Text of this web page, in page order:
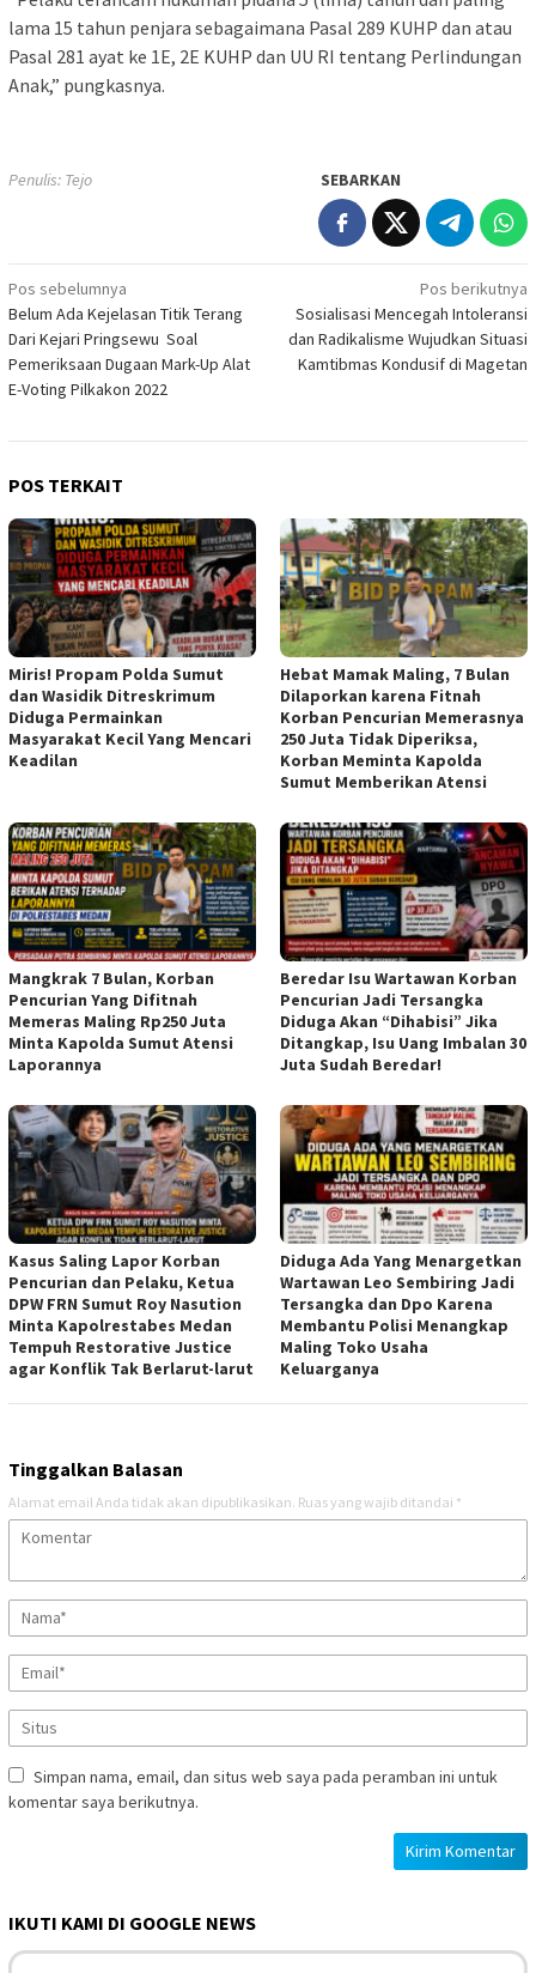
lama 15 tahun penjara sebagaimana Pasal 289 KUHP dan atau
Pasal 281 ayat ke 1E, 2E KUHP dan UU RI tentang Perlindungan
Anak,” pungkasnya.
Penulis: Tejo SEBARKAN
Navigasi
pos
Pos sebelumnya
Belum Ada Kejelasan Titik Terang
Dari Kejari Pringsewu Soal
Pemeriksaan Dugaan Mark-Up Alat
E-Voting Pilkakon 2022
Pos berikutnya
Sosialisasi Mencegah Intoleransi
dan Radikalisme Wujudkan Situasi
Kamtibmas Kondusif di Magetan
POS TERKAIT
Miris! Propam Polda Sumut
dan Wasidik Ditreskrimum
Diduga Permainkan
Masyarakat Kecil Yang Mencari
Keadilan
Hebat Mamak Maling, 7 Bulan
Dilaporkan karena Fitnah
Korban Pencurian Memerasnya
250 Juta Tidak Diperiksa,
Korban Meminta Kapolda
Sumut Memberikan Atensi
Mangkrak 7 Bulan, Korban
Pencurian Yang Difitnah
Memeras Maling Rp250 Juta
Minta Kapolda Sumut Atensi
Laporannya
Beredar Isu Wartawan Korban
Pencurian Jadi Tersangka
Diduga Akan “Dihabisi” Jika
Ditangkap, Isu Uang Imbalan 30
Juta Sudah Beredar!
Kasus Saling Lapor Korban
Pencurian dan Pelaku, Ketua
DPW FRN Sumut Roy Nasution
Minta Kapolrestabes Medan
Tempuh Restorative Justice
agar Konflik Tak Berlarut-larut
Diduga Ada Yang Menargetkan
Wartawan Leo Sembiring Jadi
Tersangka dan Dpo Karena
Membantu Polisi Menangkap
Maling Toko Usaha
Keluarganya
Tinggalkan Balasan
Alamat email Anda tidak akan dipublikasikan. Ruas yang wajib ditandai *
Simpan nama, email, dan situs web saya pada peramban ini untuk
komentar saya berikutnya.
IKUTI KAMI DI GOOGLE NEWS